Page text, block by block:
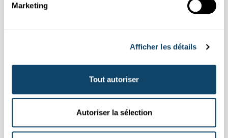
Marketing
Afficher les détails
Tout autoriser
Autoriser la sélection